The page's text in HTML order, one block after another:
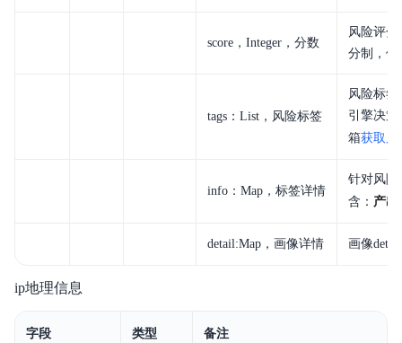
score，Integer，分数
风险评
分制，值
tags：List，风险标签
风险标
引擎决
箱获取风
info：Map，标签详情
针对风险
含： 产出
detail:Map，画像详情 画像
ip地理信息
字段 类型 备注